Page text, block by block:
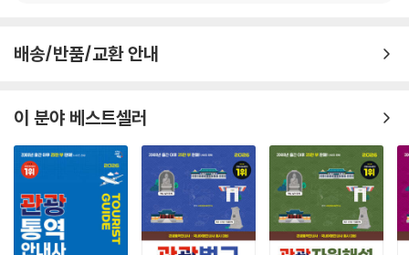
배송/반품/교환 안내
이 분야 베스트셀러